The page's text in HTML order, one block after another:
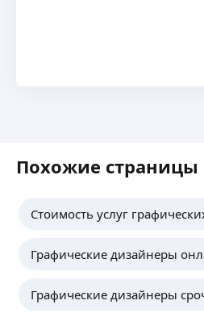
Похожие страницы
Стоимость услуг
Графические дизайнеры
Графические дизайнеры